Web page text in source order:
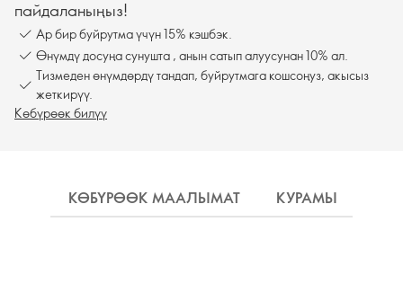
пайдаланыңыз!
Ар бир буйрутма үчүн 15% кэшбэк.
Өнүмдү досуңа сунушта , анын сатып алуусунан 10% ал.
Тизмеден өнүмдөрдү тандап, буйрутмага кошсоңуз, акысыз
жеткирүү.
Көбүрөөк билүү
КӨБҮРӨӨК МААЛЫМАТ КУРАМЫ